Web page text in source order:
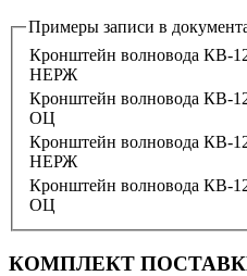
Примеры записи в
Кронштейн волновода КВ-
НЕРЖ
Кронштейн волновода КВ-
ОЦ
Кронштейн волновода КВ-
НЕРЖ
Кронштейн волновода КВ-
ОЦ
КОМПЛЕКТ